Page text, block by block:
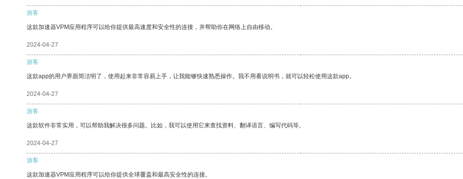
游客
这款加速器VPM应用程序可以给你提供最高速度和安全性的连接，并帮助你在网络上自由移动。
2024-04-27
游客
这款app的用户界面简洁明了，使用起来非常容易上手，让我能够快速熟悉操作。我不用看说明书，就可以轻松使用这款app。
2024-04-27
游客
这款软件非常实用，可以帮助我解决很多问题。比如，我可以使用它来查找资料、翻译语言、编写代码等。
2024-04-27
游客
这款加速器VPM应用程序可以给你提供全球覆盖和最高安全性的连接。